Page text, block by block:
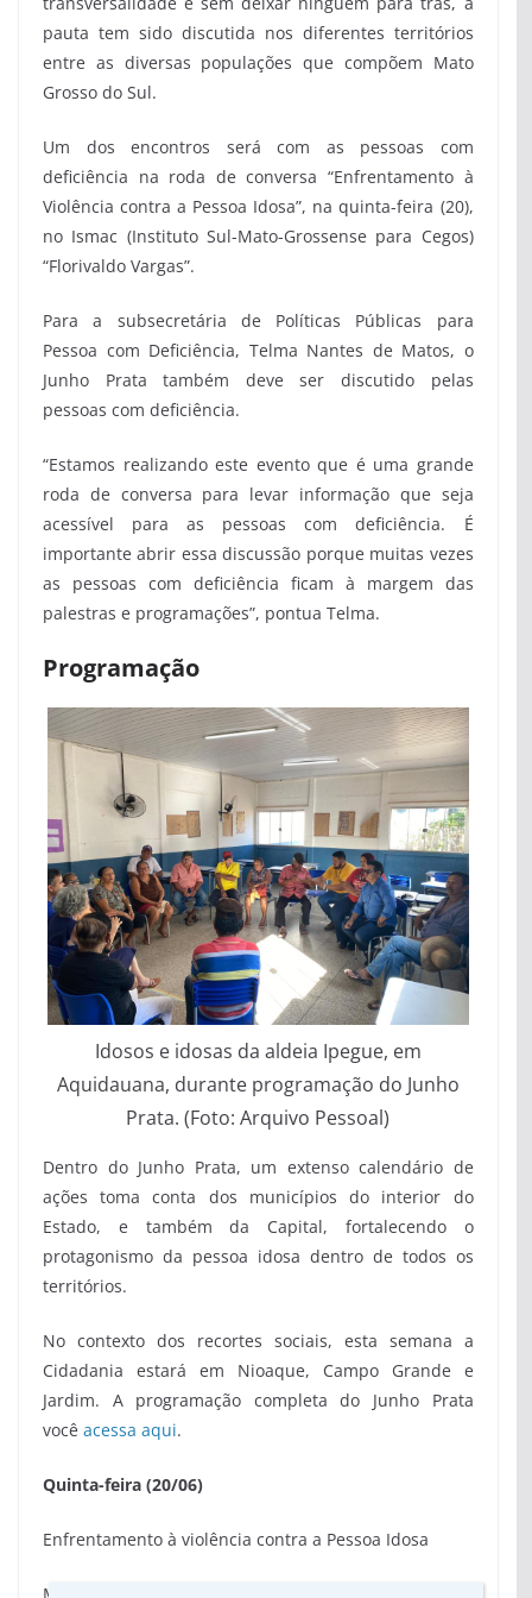
pauta tem sido discutida nos diferentes territórios
entre as diversas populações que compõem Mato
Grosso do Sul.
Um dos encontros será com as pessoas com
deficiência na roda de conversa “Enfrentamento à
Violência contra a Pessoa Idosa”, na quinta-feira (20),
no Ismac (Instituto Sul-Mato-Grossense para Cegos)
“Florivaldo Vargas”.
Para a subsecretária de Políticas Públicas para
Pessoa com Deficiência, Telma Nantes de Matos, o
Junho Prata também deve ser discutido pelas
pessoas com deficiência.
“Estamos realizando este evento que é uma grande
roda de conversa para levar informação que seja
acessível para as pessoas com deficiência. É
importante abrir essa discussão porque muitas vezes
as pessoas com deficiência ficam à margem das
palestras e programações”, pontua Telma.
Programação
Idosos e idosas da aldeia Ipegue, em
Aquidauana, durante programação do Junho
Prata. (Foto: Arquivo Pessoal)
Dentro do Junho Prata, um extenso calendário de
ações toma conta dos municípios do interior do
Estado, e também da Capital, fortalecendo o
protagonismo da pessoa idosa dentro de todos os
territórios.
No contexto dos recortes sociais, esta semana a
Cidadania estará em Nioaque, Campo Grande e
Jardim. A programação completa do Junho Prata
você acessa aqui.
Quinta-feira (20/06)
Enfrentamento à violência contra a Pessoa Idosa